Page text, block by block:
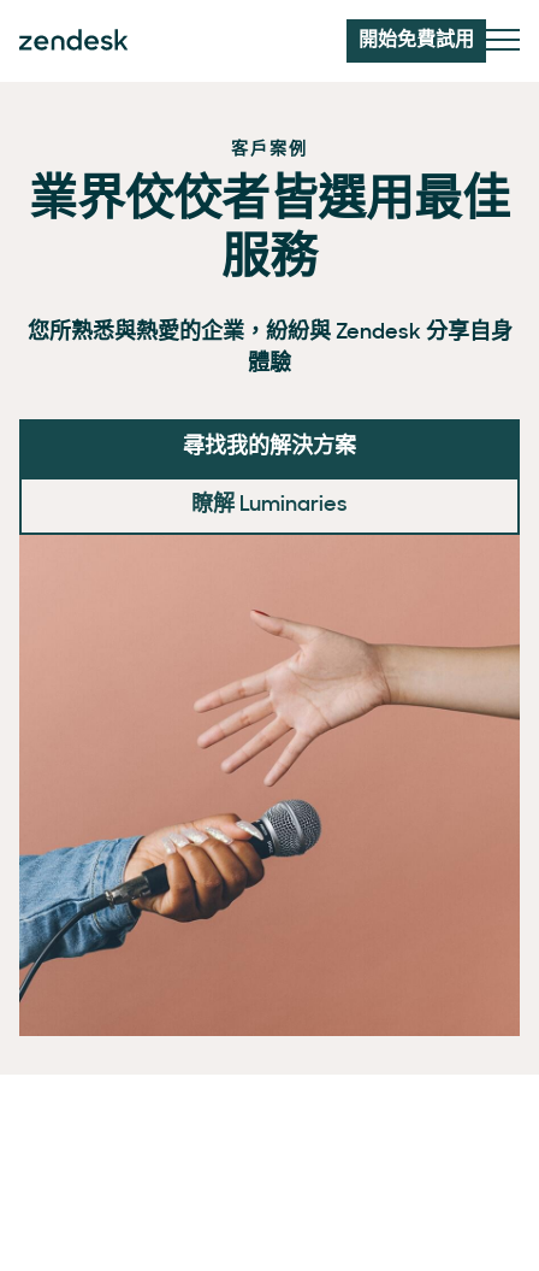
開始免費試用
客戶案例
業界佼佼者皆選用最佳
服務
您所熟悉與熱愛的企業，紛紛與 Zendesk 分享自身
體驗
尋找我的解決方案
瞭解 Luminaries